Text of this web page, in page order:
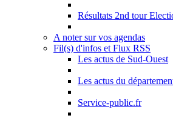
Résultats 2nd tour
A noter sur vos agendas
Fil(s) d'infos et Flux RSS
Les actus de Sud-Ouest
Les actus du
Service-public.fr